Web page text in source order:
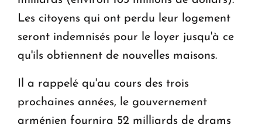
Les citoyens qui ont perdu leur logement
seront indemnisés pour le loyer jusqu'à ce
qu'ils obtiennent de nouvelles maisons.
Il a rappelé qu'au cours des trois
prochaines années, le gouvernement
arménien fournira 52 milliards de drams